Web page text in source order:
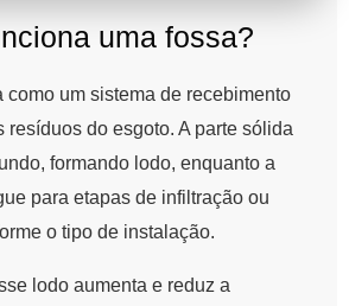
uma fossa?
como um sistema de recebimento
resíduos do esgoto. A parte sólida
formando lodo, enquanto a
para etapas de infiltração ou
o tipo de instalação.
lodo aumenta e reduz a